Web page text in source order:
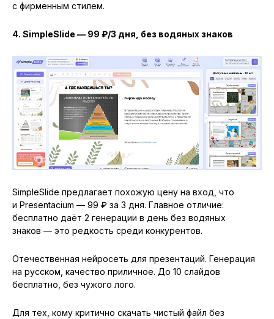
с фирменным стилем.
4. SimpleSlide — 99 ₽/3 дня, без водяных знаков
SimpleSlide предлагает похожую цену на вход, что
и Presentacium — 99 ₽ за 3 дня. Главное отличие:
бесплатно даёт 2 генерации в день без водяных
знаков — это редкость среди конкурентов.
Отечественная нейросеть для презентаций. Генерация
на русском, качество приличное. До 10 слайдов
бесплатно, без чужого лого.
Для тех, кому критично скачать чистый файл без